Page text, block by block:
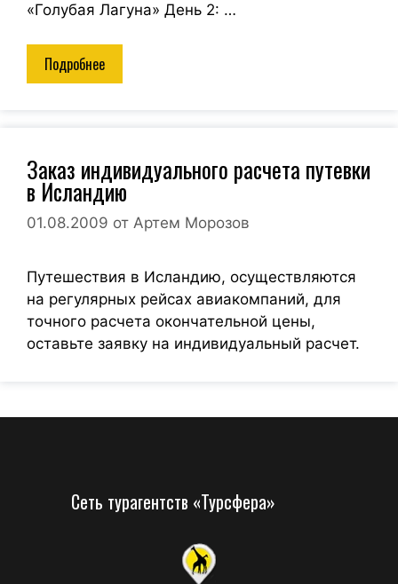
«Голубая Лагуна» День 2: …
Подробнее
Заказ индивидуального расчета путевки
в Исландию
01.08.2009 от Артем Морозов
Путешествия в Исландию, осуществляются
на регулярных рейсах авиакомпаний, для
точного расчета окончательной цены,
оставьте заявку на индивидуальный расчет.
Сеть турагентств «Турсфера»